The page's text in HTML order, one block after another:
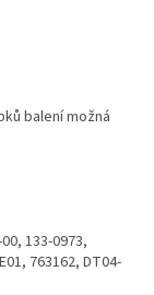
balení možná
133-0973,
763162, DT04-